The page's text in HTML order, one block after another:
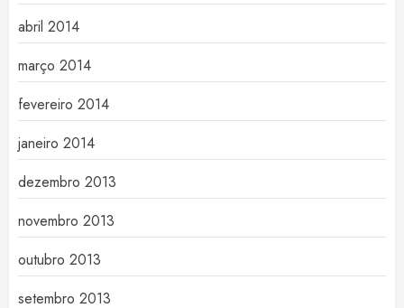
abril 2014
março 2014
fevereiro 2014
janeiro 2014
dezembro 2013
novembro 2013
outubro 2013
setembro 2013